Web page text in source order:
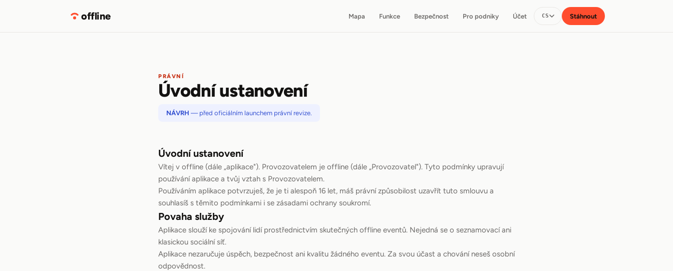
offline Mapa Funkce Bezpečnost Pro podniky Účet CS Stáhnout
PRÁVNÍ
Úvodní ustanovení
NÁVRH — před oficiálním launchem právní revize.
Úvodní ustanovení
Vítej v offline (dále „aplikace"). Provozovatelem je offline (dále „Provozovatel"). Tyto podmínky upravují
používání aplikace a tvůj vztah s Provozovatelem.
Používáním aplikace potvrzuješ, že je ti alespoň 16 let, máš právní způsobilost uzavřít tuto smlouvu a
souhlasíš s těmito podmínkami i se zásadami ochrany soukromí.
Povaha služby
Aplikace slouží ke spojování lidí prostřednictvím skutečných offline eventů. Nejedná se o seznamovací ani
klasickou sociální síť.
Aplikace nezaručuje úspěch, bezpečnost ani kvalitu žádného eventu. Za svou účast a chování neseš osobní
odpovědnost.